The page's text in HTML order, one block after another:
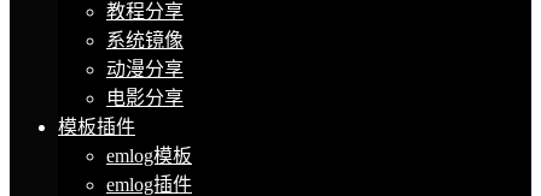
教程分享
系统镜像
动漫分享
电影分享
模板插件
emlog模板
emlog插件